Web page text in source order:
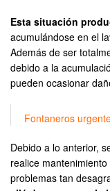
Esta situación
acumulándose en el
Además de ser
debido a la
pueden ocasionar
Fontaneros
Debido a lo anterior,
realice
problemas tan